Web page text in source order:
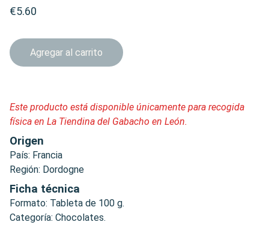
€5.60
Agregar al carrito
Este producto está disponible únicamente para recogida
física en La Tiendina del Gabacho en León.
Origen
País: Francia
Región: Dordogne
Ficha técnica
Formato: Tableta de 100 g.
Categoría: Chocolates.